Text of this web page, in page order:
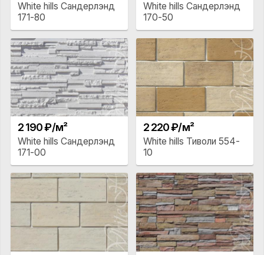
White hills Сандерлэнд
171-80
White hills Сандерлэнд
170-50
2 190 ₽/м²
White hills Сандерлэнд
171-00
2 220 ₽/м²
White hills Тиволи 554-
10